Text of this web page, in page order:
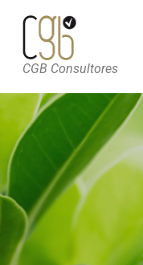
CGB Consultores